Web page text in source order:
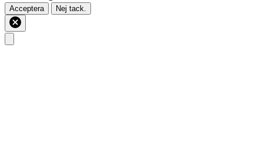
Acceptera Nej tack.